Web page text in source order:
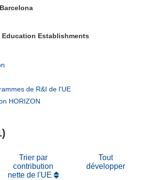
Barcelona
Education Establishments
fenêtre)
de R&I de l'UE
HORIZON
Trier par
contribution
nette de l'UE
Tout
développer